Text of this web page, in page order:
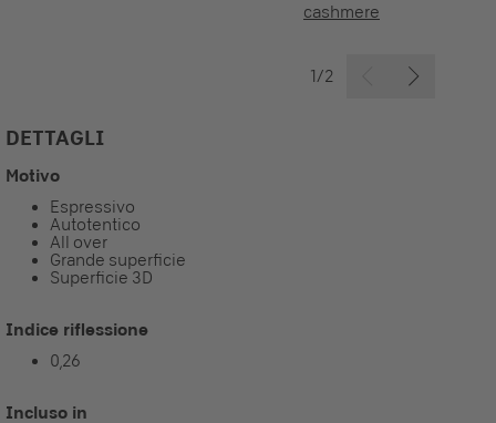
cashmere
1/2
DETTAGLI
Motivo
Espressivo
Autotentico
All over
Grande superficie
Superficie 3D
Indice riflessione
0,26
Incluso in